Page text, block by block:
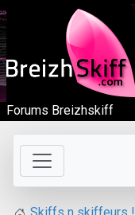
Forums Breizhskiff